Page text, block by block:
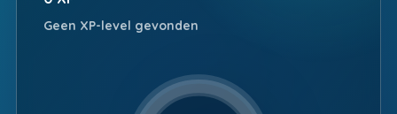
Geen XP-level gevonden